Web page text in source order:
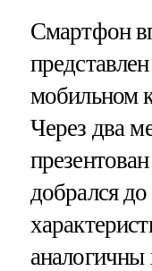
Смартфон
мобильном
Через два
добрался
аналогичны